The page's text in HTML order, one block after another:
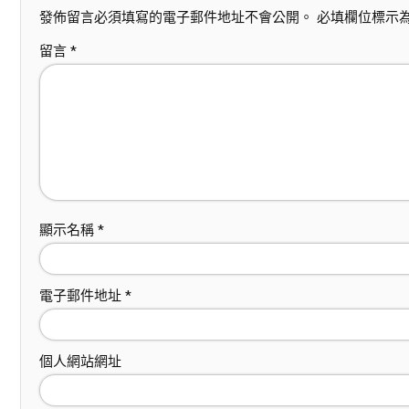
發佈留言必須填寫的電子郵件地址不會公開。 必填欄位標示
留言 *
顯示名稱 *
電子郵件地址 *
個人網站網址